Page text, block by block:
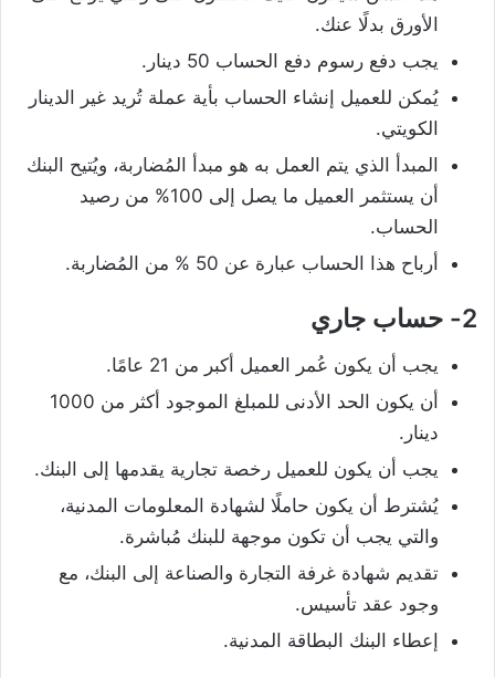
الأورق بدلًا عنك.
يجب دفع رسوم دفع الحساب 50 دينار.
يُمكن للعميل إنشاء الحساب بأية عملة تُريد غير الدينار
الكويتي.
المبدأ الذي يتم العمل به هو مبدأ المُضاربة، ويُتيح البنك
أن يستثمر العميل ما يصل إلى 100% من رصيد
الحساب.
أرباح هذا الحساب عبارة عن 50 % من المُضاربة.
2- حساب جاري
يجب أن يكون عُمر العميل أكبر من 21 عامًا.
أن يكون الحد الأدنى للمبلغ الموجود أكثر من 1000
دينار.
يجب أن يكون للعميل رخصة تجارية يقدمها إلى البنك.
يُشترط أن يكون حاملًا لشهادة المعلومات المدنية،
والتي يجب أن تكون موجهة للبنك مُباشرة.
تقديم شهادة غرفة التجارة والصناعة إلى البنك، مع
وجود عقد تأسيس.
إعطاء البنك البطاقة المدنية.